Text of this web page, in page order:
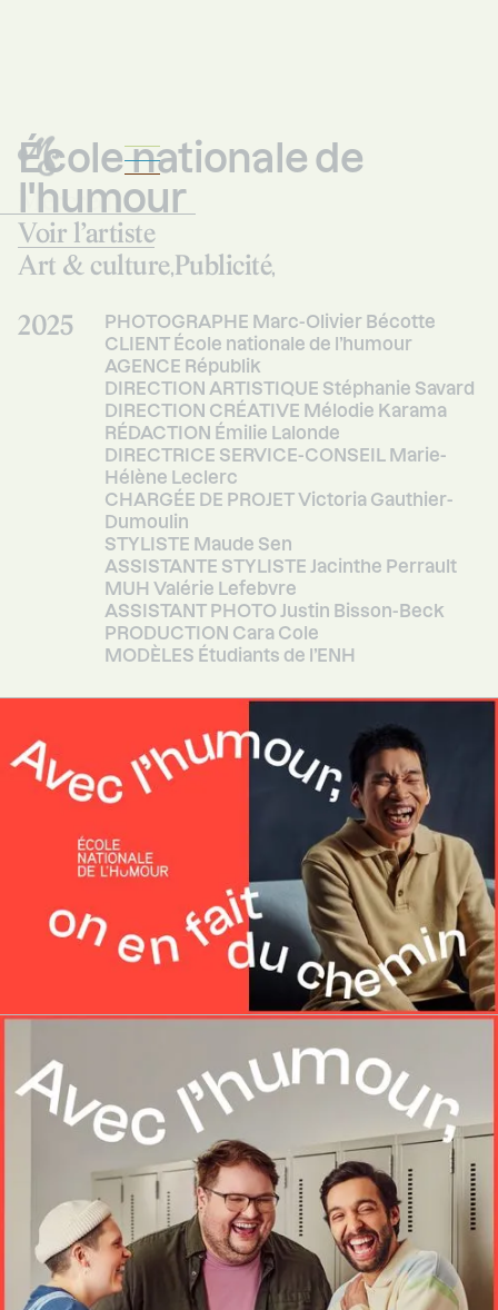
Mercredi
Studio
École nationale de
l'humour
Voir l’artiste
Art & culture,Publicité,
2025
PHOTOGRAPHE Marc-Olivier Bécotte
CLIENT École nationale de l’humour
AGENCE Républik
DIRECTION ARTISTIQUE Stéphanie Savard
DIRECTION CRÉATIVE Mélodie Karama
RÉDACTION Émilie Lalonde
DIRECTRICE SERVICE-CONSEIL Marie-
Hélène Leclerc
CHARGÉE DE PROJET Victoria Gauthier-
Dumoulin
STYLISTE Maude Sen
ASSISTANTE STYLISTE Jacinthe Perrault
MUH Valérie Lefebvre
ASSISTANT PHOTO Justin Bisson-Beck
PRODUCTION Cara Cole
MODÈLES Étudiants de l’ENH